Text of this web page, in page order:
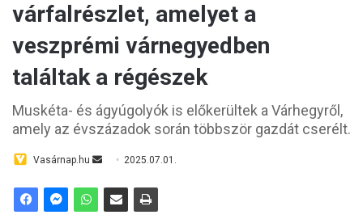
várfalrészlet, amelyet a
veszprémi várnegyedben
találtak a régészek
Muskéta- és ágyúgolyók is előkerültek a Várhegyről,
amely az évszázadok során többször gazdát cserélt.
Vasárnap.hu 2025.07.01.